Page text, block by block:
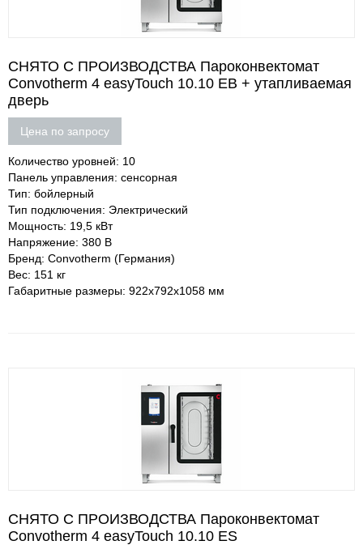
СНЯТО С ПРОИЗВОДСТВА Пароконвектомат
Convotherm 4 easyTouch 10.10 EB + утапливаемая
дверь
Цена по запросу
Количество уровней: 10
Панель управления: сенсорная
Тип: бойлерный
Тип подключения: Электрический
Мощность: 19,5 кВт
Напряжение: 380 В
Бренд: Convotherm (Германия)
Вес: 151 кг
Габаритные размеры: 922х792х1058 мм
СНЯТО С ПРОИЗВОДСТВА Пароконвектомат
Convotherm 4 easyTouch 10.10 ES